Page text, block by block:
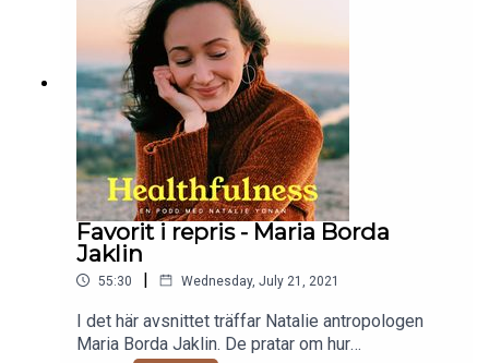
träning, julmat, varför kaffe inte är toppen för
menstruerande kvinnor, plantbaserad kost och
framför allt nackdelarna med den.
Favorit i repris - Maria Borda
Jaklin
55:30 | Wednesday, July 21, 2021
I det här avsnittet träffar Natalie antropologen
Maria Borda Jaklin. De pratar om hur